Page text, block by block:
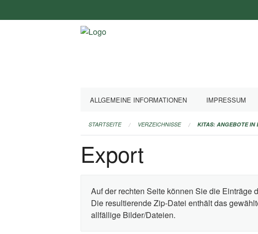
überspringen
ALLGEMEINE INFORMATIONEN IMPRESSUM
STARTSEITE VERZEICHNISSE KITAS: ANGEBOTE IN
Export
Auf der rechten Seite können Sie die Einträge
Die resultierende Zip-Datei enthält das
allfällige Bilder/Dateien.